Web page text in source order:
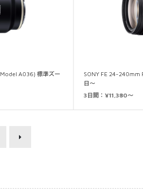
A036) 標準ズー
SONY FE 24-240mm
日～
3日間：¥11,380～